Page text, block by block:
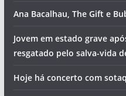
Ana Bacalhau, The Gift e
Jovem em estado grave
resgatado pelo salva-vida
Hoje há concerto com